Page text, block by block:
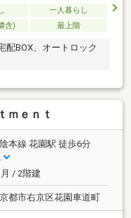
一人暮らし
含) 最上階
配BOX、オートロック
ｍｅｎｔ
本線 花園駅 徒歩6分
/ 2階建
都市右京区花園車道町